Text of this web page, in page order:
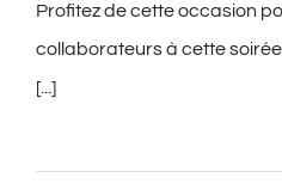
Profitez de cette occasion
collaborateurs à cette
[...]